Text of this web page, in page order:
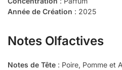
Année de Création : 2025
Notes Olfactives
Notes de Tête : Poire, Pomme et